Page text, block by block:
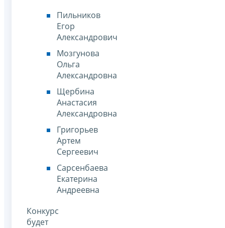
Пильников
Егор
Александрович
Мозгунова
Ольга
Александровна
Щербина
Анастасия
Александровна
Григорьев
Артем
Сергеевич
Сарсенбаева
Екатерина
Андреевна
Конкурс
будет